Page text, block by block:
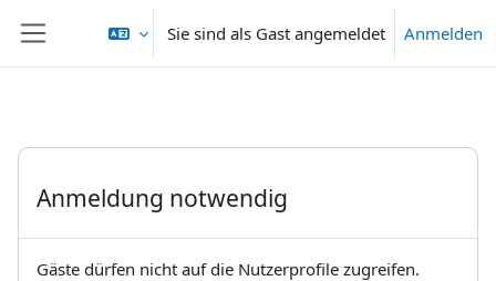
Website-Übersicht
Sie sind als Gast angemeldet Anmelden
Anmeldung notwendig
Gäste dürfen nicht auf die Nutzerprofile zugreifen.